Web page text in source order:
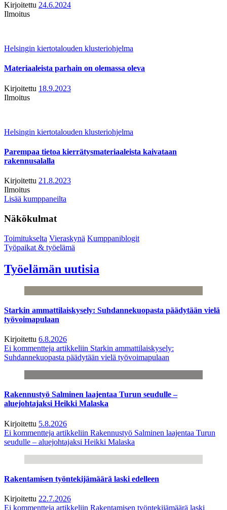
Kirjoitettu 24.6.2024
Ilmoitus
Helsingin kiertotalouden klusteriohjelma
Materiaaleista parhain on olemassa oleva
Kirjoitettu 18.9.2023
Ilmoitus
Helsingin kiertotalouden klusteriohjelma
Parempaa tietoa kierrätysmateriaaleista kaivataan
rakennusalalla
Kirjoitettu 21.8.2023
Ilmoitus
Lisää kumppaneilta
Näkökulmat
Toimitukselta Vieraskynä Kumppaniblogit
Työpaikat & työelämä
Työelämän uutisia
Starkin ammattilaiskysely: Suhdannekuopasta päädytään vielä
työvoimapulaan
Kirjoitettu 6.8.2026
Ei kommentteja artikkeliin Starkin ammattilaiskysely:
Suhdannekuopasta päädytään vielä työvoimapulaan
Rakennustyö Salminen laajentaa Turun seudulle –
aluejohtajaksi Heikki Malaska
Kirjoitettu 5.8.2026
Ei kommentteja artikkeliin Rakennustyö Salminen laajentaa Turun
seudulle – aluejohtajaksi Heikki Malaska
Rakentamisen työntekijämäärä laski edelleen
Kirjoitettu 22.7.2026
Ei kommentteja artikkeliin Rakentamisen työntekijämäärä laski